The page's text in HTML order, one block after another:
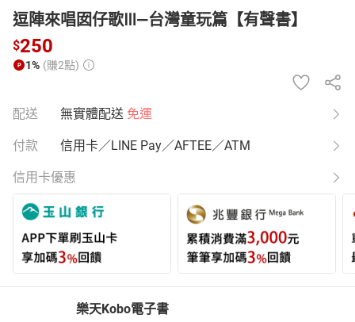
逗陣來唱囡仔歌Ⅲ—台灣童玩篇【有聲書】
$250
1% (賺2點)
配送 無實體配送 免運
付款 信用卡／LINE Pay／AFTEE／ATM
信用卡優惠
樂天Kobo電子書